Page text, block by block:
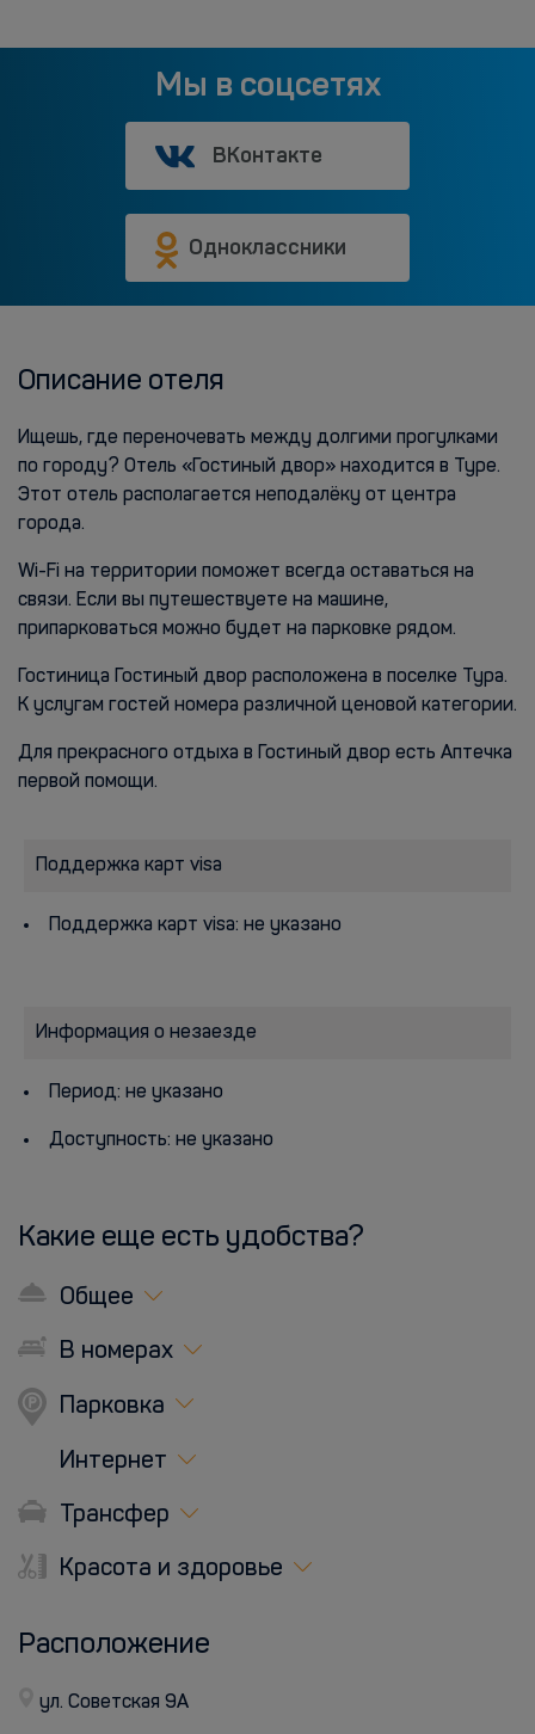
Мы в соцсетях
ВКонтакте
Одноклассники
Описание отеля
Ищешь, где переночевать между долгими прогулками
по городу? Отель «Гостиный двор» находится в Туре.
Этот отель располагается неподалёку от центра
города.
Wi-Fi на территории поможет всегда оставаться на
связи. Если вы путешествуете на машине,
припарковаться можно будет на парковке рядом.
Гостиница Гостиный двор расположена в поселке Тура.
К услугам гостей номера различной ценовой категории.
Для прекрасного отдыха в Гостиный двор есть Аптечка
первой помощи.
Поддержка карт visa
Поддержка карт visa: не указано
Информация о незаезде
Период: не указано
Доступность: не указано
Какие еще есть удобства?
Общее
В номерах
Парковка
Интернет
Трансфер
Красота и здоровье
Расположение
ул. Советская 9А